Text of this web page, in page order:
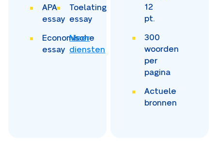
APA
essay
Toelating
essay
Economische
essay
Meer
diensten
12
pt.
300
woorden
per
pagina
Actuele
bronnen